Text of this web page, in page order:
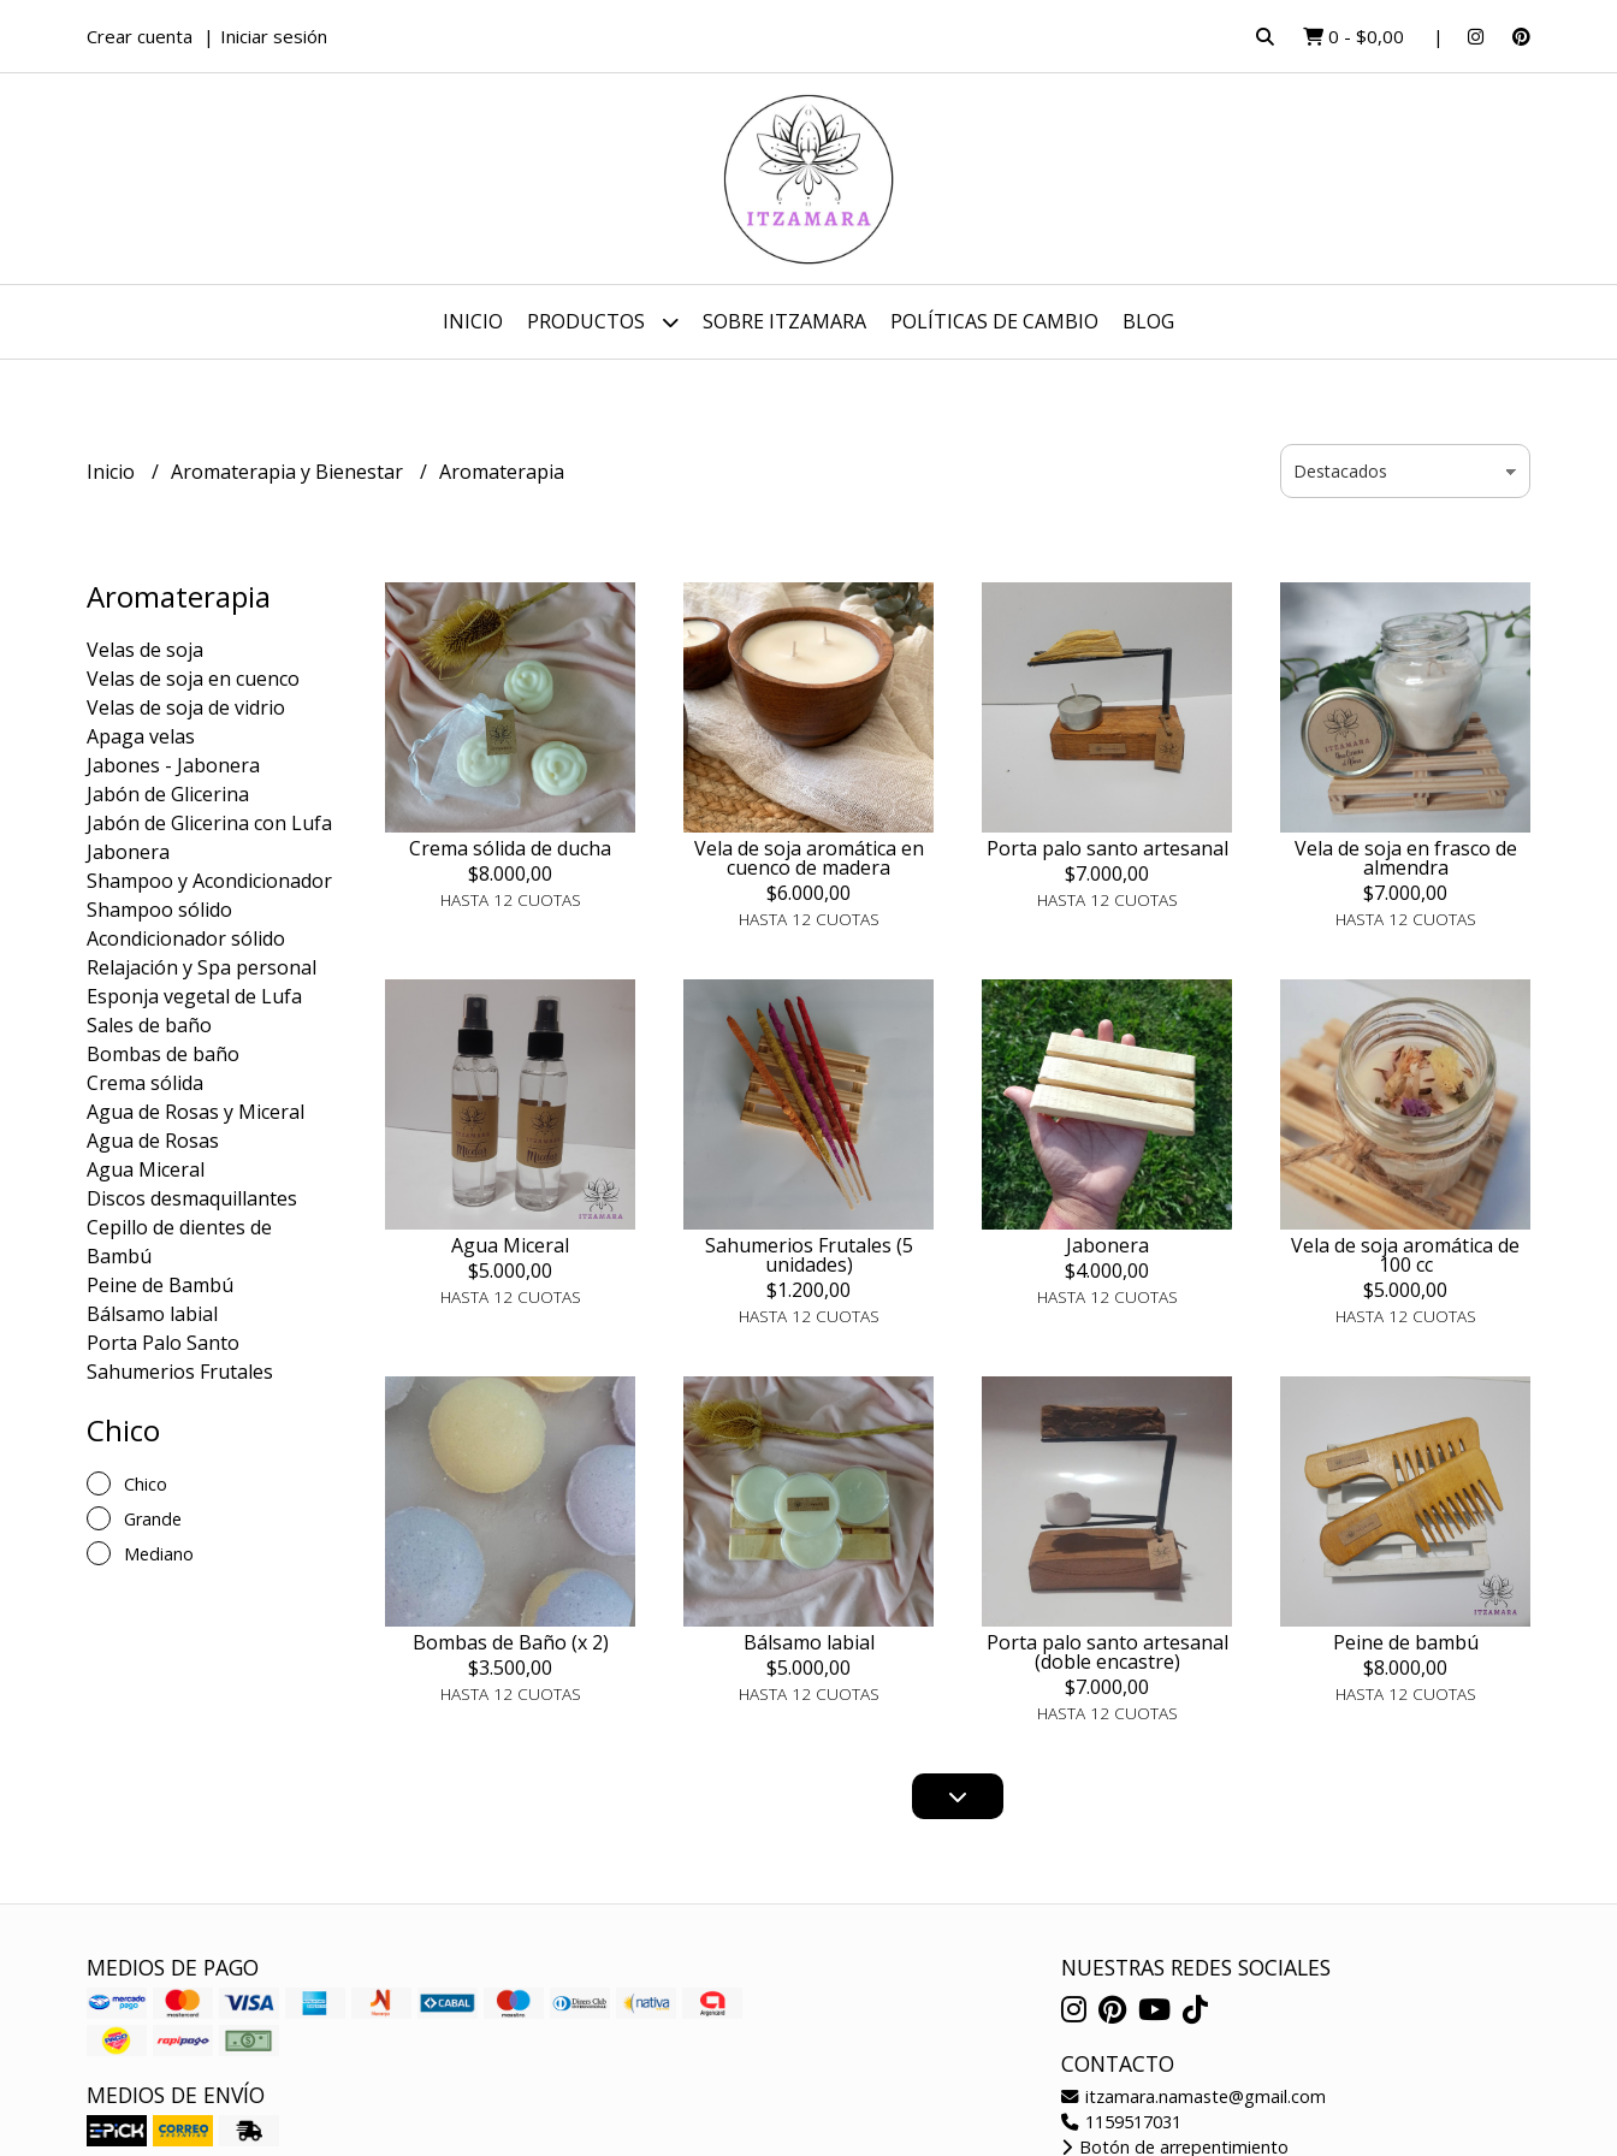
Crear cuenta Iniciar sesión 0 - $0,00
INICIO PRODUCTOS SOBRE ITZAMARA POLÍTICAS DE CAMBIO BLOG
Inicio Aromaterapia y Bienestar Aromaterapia
Aromaterapia
Velas de soja
Velas de soja en cuenco
Velas de soja de vidrio
Apaga velas
Jabones - Jabonera
Jabón de Glicerina
Jabón de Glicerina con Lufa
Jabonera
Shampoo y Acondicionador
Shampoo sólido
Acondicionador sólido
Relajación y Spa personal
Esponja vegetal de Lufa
Sales de baño
Bombas de baño
Crema sólida
Agua de Rosas y Miceral
Agua de Rosas
Agua Miceral
Discos desmaquillantes
Cepillo de dientes de
Bambú
Peine de Bambú
Bálsamo labial
Porta Palo Santo
Sahumerios Frutales
Chico
Chico
Grande
Mediano
Crema sólida de ducha
$8.000,00
HASTA 12 CUOTAS
Vela de soja aromática en
cuenco de madera
$6.000,00
HASTA 12 CUOTAS
Porta palo santo artesanal
$7.000,00
HASTA 12 CUOTAS
Vela de soja en frasco de
almendra
$7.000,00
HASTA 12 CUOTAS
Agua Miceral
$5.000,00
HASTA 12 CUOTAS
Sahumerios Frutales (5
unidades)
$1.200,00
HASTA 12 CUOTAS
Jabonera
$4.000,00
HASTA 12 CUOTAS
Vela de soja aromática de
100 cc
$5.000,00
HASTA 12 CUOTAS
Bombas de Baño (x 2)
$3.500,00
HASTA 12 CUOTAS
Bálsamo labial
$5.000,00
HASTA 12 CUOTAS
Porta palo santo artesanal
(doble encastre)
$7.000,00
HASTA 12 CUOTAS
Peine de bambú
$8.000,00
HASTA 12 CUOTAS
MEDIOS DE PAGO
MEDIOS DE ENVÍO
NUESTRAS REDES SOCIALES
CONTACTO
itzamara.namaste@gmail.com
1159517031
Botón de arrepentimiento